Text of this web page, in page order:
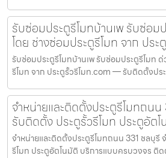
รับซ่อมประตูรีโมทบ้านเพ รับซ่อม
โดย ช่างซ่อมประตูรีโมท จาก ประ
รับซ่อมประตูรีโมทบ้านเพ รับซ่อมประตูรีโมท
รีโมท จาก ประตูรั้วรีโมท.com — รับติดตั้งปร
จำหน่ายและติดตั้งประตูรีโมทถน
รับติดตั้ง ประตูรั้วรีโมท ประตูอัต
จำหน่ายและติดตั้งประตูรีโมทถนน 331 ชลบุรี
รีโมท ประตูอัตโนมัติ บริการแบบครบวงจร ติ